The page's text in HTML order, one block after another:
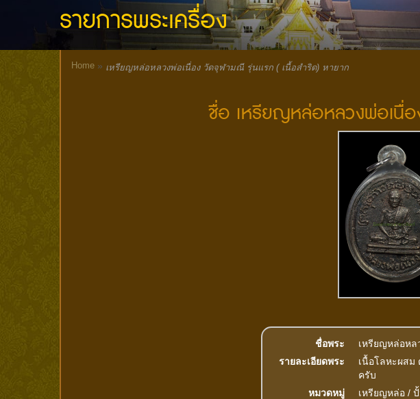
รายการพระเครื่อง
Home » เหรียญหล่อหลวงพ่อเนื่อง วัดจุฬามณี รุ่นแรก ( เนื้อสำริด) หายาก
ชื่อ เหรียญหล่อหลวงพ่อเนื่
ชื่อพระ
เหรียญหล่อหล
รายละเอียดพระ
เนื้อโลหะผสม
ครับ
หมวดหมู่
เหรียญหล่อ /